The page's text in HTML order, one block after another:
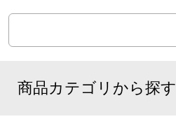
商品カテゴリから探す